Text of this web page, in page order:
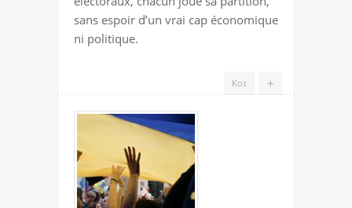
sans espoir d’un vrai cap économique
ni politique.
+
Koz